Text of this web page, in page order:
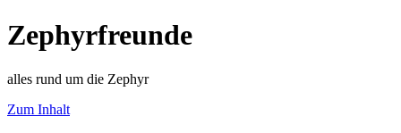
Zephyrfreunde
alles rund um die Zephyr
Zum Inhalt